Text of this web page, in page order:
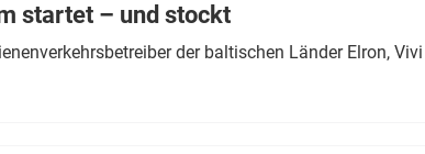
startet – und stockt
der baltischen Länder Elron,